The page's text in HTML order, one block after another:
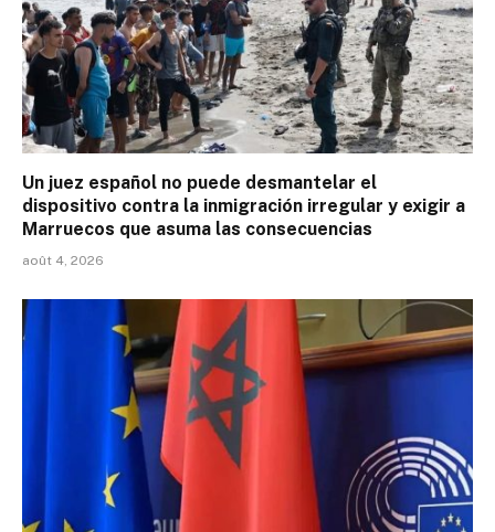
Un juez español no puede desmantelar el
dispositivo contra la inmigración irregular y exigir a
Marruecos que asuma las consecuencias
août 4, 2026